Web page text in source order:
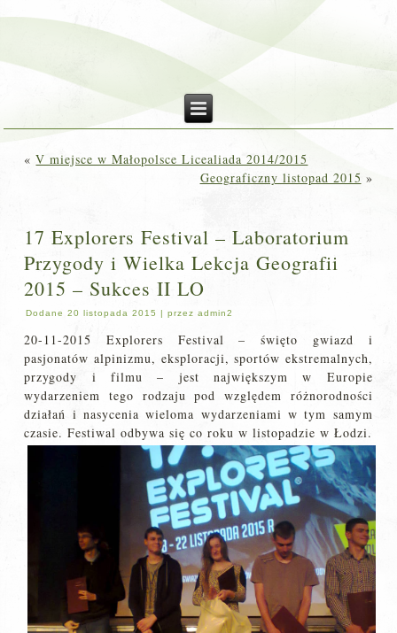
«V miejsce w Małopolsce Licealiada 2014/2015
Geograficzny listopad 2015 »
17 Explorers Festival – Laboratorium
Przygody i Wielka Lekcja Geografii
2015 – Sukces II LO
Dodane 20 listopada 2015 |przez admin2
20-11-2015 Explorers Festival – święto gwiazd i
pasjonatów alpinizmu, eksploracji, sportów ekstremalnych,
przygody i filmu – jest największym w Europie
wydarzeniem tego rodzaju pod względem różnorodności
działań i nasycenia wieloma wydarzeniami w tym samym
czasie. Festiwal odbywa się co roku w listopadzie w Łodzi.